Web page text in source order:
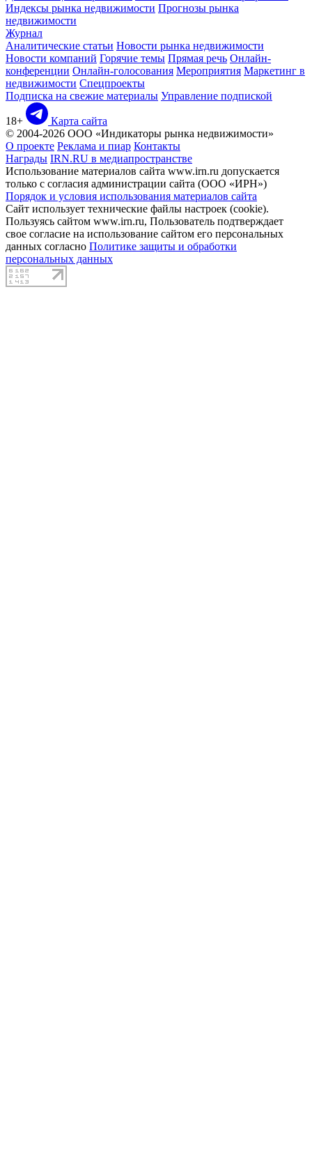
Индексы рынка недвижимости Прогнозы рынка
недвижимости
Журнал
Аналитические статьи Новости рынка недвижимости
Новости компаний Горячие темы Прямая речь Онлайн-
конференции Онлайн-голосования Мероприятия Маркетинг в
недвижимости Спецпроекты
Подписка на свежие материалы Управление подпиской
18+
Карта сайта
© 2004-2026 ООО «Индикаторы рынка недвижимости»
О проекте Реклама и пиар Контакты
Награды IRN.RU в медиапространстве
Использование материалов сайта www.irn.ru допускается
только с согласия администрации сайта (ООО «ИРН»)
Порядок и условия использования материалов сайта
Сайт использует технические файлы настроек (cookie).
Пользуясь сайтом www.irn.ru, Пользователь подтверждает
свое согласие на использование сайтом его персональных
данных согласно Политике защиты и обработки
персональных данных